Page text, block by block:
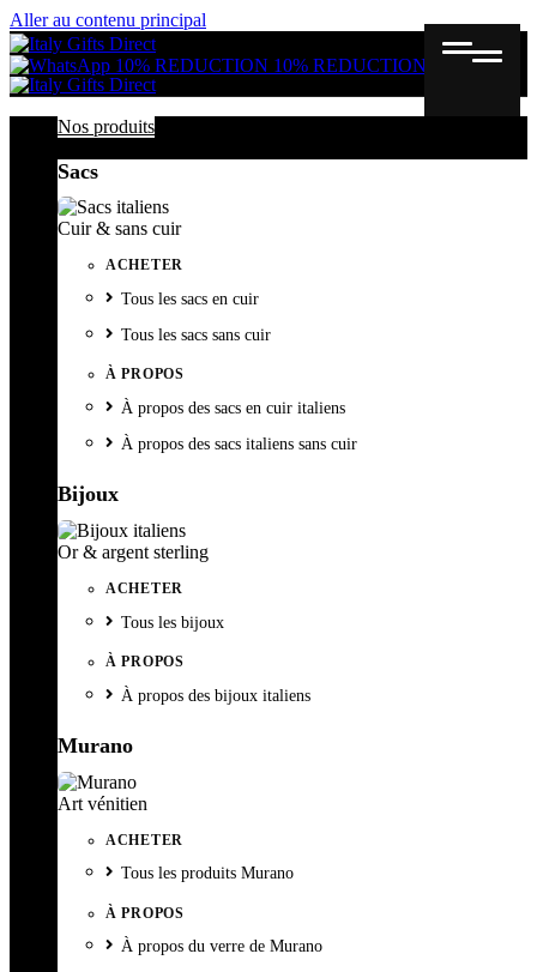
Aller au contenu principal
10% REDUCTION 10% REDUCTION
Nos produits
Sacs
Cuir & sans cuir
ACHETER
Tous les sacs en cuir
Tous les sacs sans cuir
À PROPOS
À propos des sacs en cuir italiens
À propos des sacs italiens sans cuir
Bijoux
Or & argent sterling
ACHETER
Tous les bijoux
À PROPOS
À propos des bijoux italiens
Murano
Art vénitien
ACHETER
Tous les produits Murano
À PROPOS
À propos du verre de Murano